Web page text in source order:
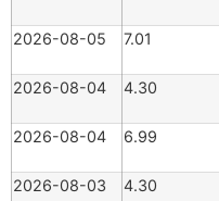
2026-08-05
7.01
2026-08-04
4.30
2026-08-04
6.99
2026-08-03
4.30